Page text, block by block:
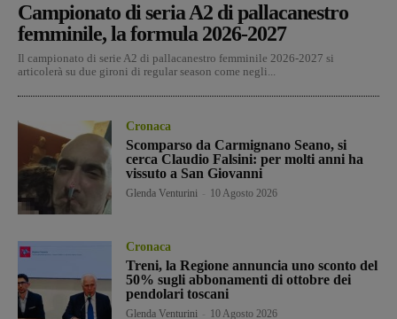
Campionato di seria A2 di pallacanestro
femminile, la formula 2026-2027
Il campionato di serie A2 di pallacanestro femminile 2026-2027 si
articolerà su due gironi di regular season come negli...
Cronaca
Scomparso da Carmignano Seano, si
cerca Claudio Falsini: per molti anni ha
vissuto a San Giovanni
Glenda Venturini 10 Agosto 2026
Cronaca
Treni, la Regione annuncia uno sconto del
50% sugli abbonamenti di ottobre dei
pendolari toscani
Glenda Venturini 10 Agosto 2026